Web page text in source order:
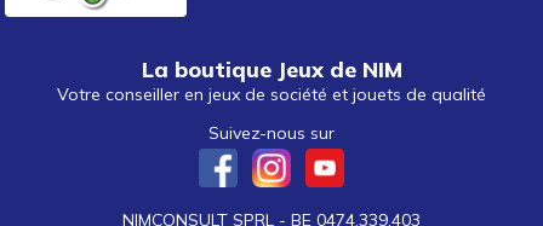
La boutique Jeux de NIM
Votre conseiller en jeux de société et jouets de qualité
Suivez-nous sur
NIMCONSULT SPRL - BE 0474.339.403